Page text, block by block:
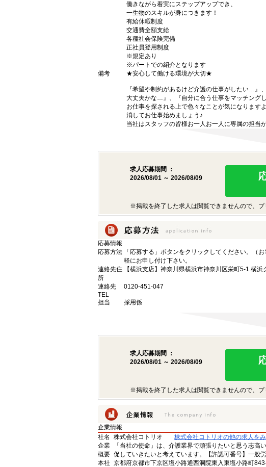
働きながら着実にステップアップでき、
一生物のスキルが身につきます！
有給休暇制度
交通費全額支給
各種社会保険完備
正社員登用制度
※規定あり
※パートでの紹介となります
備考
★安心して働ける環境が大切★
『希望や制約があるけど介護の仕事がしたい…
大丈夫かな…』、『自分に合う仕事をマッチング
お仕事を探される上で色々なことが気になりま
消してお仕事始めましょう♪
当社はスタッフの皆様お一人お一人に専属の担当
求人応募期間 ：
2026/08/01 ～ 2026/08/09
※掲載を終了した求人は閲覧できませんので、プ
応募情報
応募方法
「応募する」ボタンをクリックしてください。（
軽にお申し付け下さい。
連絡先住
所
【横浜支店】神奈川県横浜市神奈川区栄町5-1 横
連絡先
TEL
0120-451-047
担当 採用係
求人応募期間 ：
2026/08/01 ～ 2026/08/09
※掲載を終了した求人は閲覧できませんので、プ
企業情報
社名
株式会社コトリオ
株式会社コトリオの他の求人を
企業
概要
「当社の使命」は、介護業界で頑張りたいと思う志
促していきたいと考えています。【許認可番号】一
本社 京都府京都市下京区塩小路通西洞院東入東塩小路町